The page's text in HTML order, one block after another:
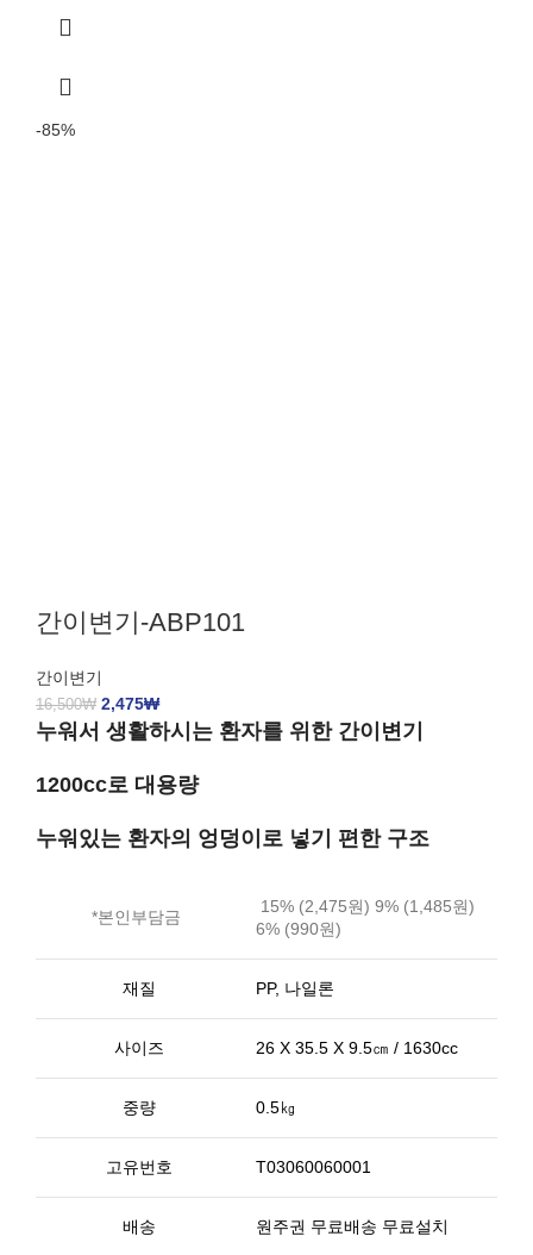
-85%
간이변기-ABP101
간이변기
16,500₩ 2,475₩
누워서 생활하시는 환자를 위한 간이변기
1200cc로 대용량
누워있는 환자의 엉덩이로 넣기 편한 구조
*본인부담금
15% (2,475원) 9% (1,485원)
6% (990원)
재질 PP, 나일론
사이즈 26 X 35.5 X 9.5㎝ / 1630cc
중량 0.5㎏
고유번호 T03060060001
배송 원주권 무료배송 무료설치